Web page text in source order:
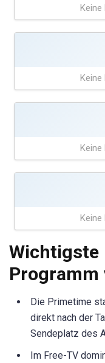
Wichtigste
Programm
Die Primetime
direkt nach der
Sendeplatz des
Im Free-TV